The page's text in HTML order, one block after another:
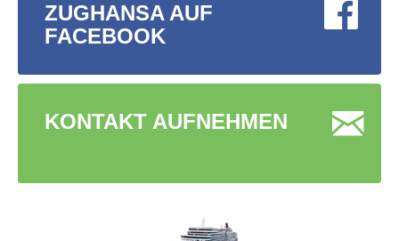
ZUGHANSA AUF
FACEBOOK
KONTAKT AUFNEHMEN